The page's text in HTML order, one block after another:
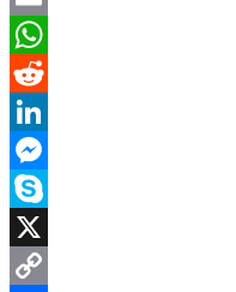
Email
WhatsApp
Reddit
LinkedIn
Messenger
Skype
X